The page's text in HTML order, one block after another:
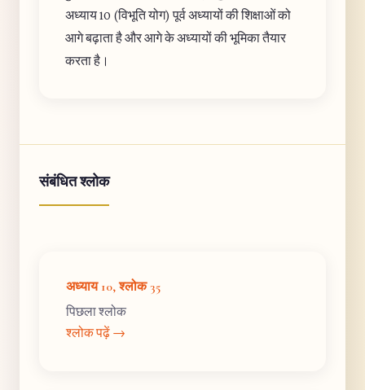
अध्याय 10 (विभूति योग) पूर्व अध्यायों की शिक्षाओं को
आगे बढ़ाता है और आगे के अध्यायों की भूमिका तैयार
करता है।
संबंधित श्लोक
अध्याय 10, श्लोक 35
पिछला श्लोक
श्लोक पढ़ें →